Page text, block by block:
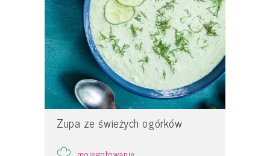
Zupa ze świeżych ogórków